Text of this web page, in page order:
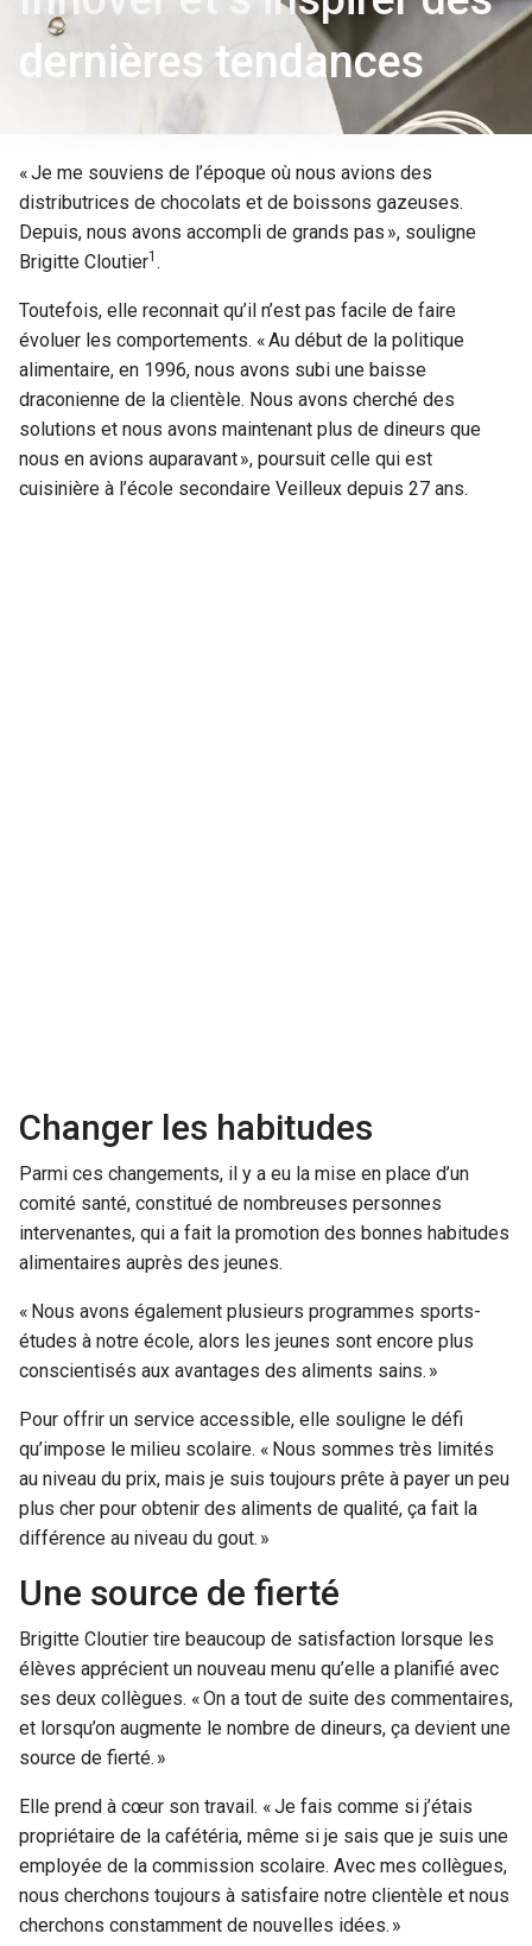
dernières tendances
« Je me souviens de l’époque où nous avions des
distributrices de chocolats et de boissons gazeuses.
Depuis, nous avons accompli de grands pas », souligne
Brigitte Cloutier1 .
Toutefois, elle reconnait qu’il n’est pas facile de faire
évoluer les comportements. « Au début de la politique
alimentaire, en 1996, nous avons subi une baisse
draconienne de la clientèle. Nous avons cherché des
solutions et nous avons maintenant plus de dineurs que
nous en avions auparavant », poursuit celle qui est
cuisinière à l’école secondaire Veilleux depuis 27 ans.
Changer les habitudes
Parmi ces changements, il y a eu la mise en place d’un
comité santé, constitué de nombreuses personnes
intervenantes, qui a fait la promotion des bonnes habitudes
alimentaires auprès des jeunes.
« Nous avons également plusieurs programmes sports-
études à notre école, alors les jeunes sont encore plus
conscientisés aux avantages des aliments sains. »
Pour offrir un service accessible, elle souligne le défi
qu’impose le milieu scolaire. « Nous sommes très limités
au niveau du prix, mais je suis toujours prête à payer un peu
plus cher pour obtenir des aliments de qualité, ça fait la
différence au niveau du gout. »
Une source de fierté
Brigitte Cloutier tire beaucoup de satisfaction lorsque les
élèves apprécient un nouveau menu qu’elle a planifié avec
ses deux collègues. « On a tout de suite des commentaires,
et lorsqu’on augmente le nombre de dineurs, ça devient une
source de fierté. »
Elle prend à cœur son travail. « Je fais comme si j’étais
propriétaire de la cafétéria, même si je sais que je suis une
employée de la commission scolaire. Avec mes collègues,
nous cherchons toujours à satisfaire notre clientèle et nous
cherchons constamment de nouvelles idées. »